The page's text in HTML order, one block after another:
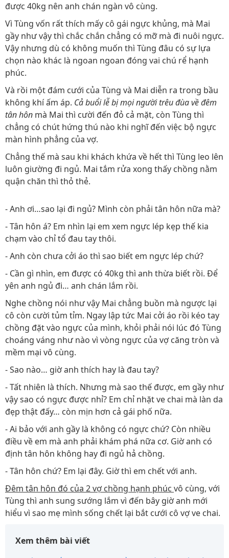
được 40kg nên anh chán ngàn vô cùng.
Vì Tùng vốn rất thích mấy cô gái ngực khủng, mà Mai
gầy như vậy thì chắc chắn chẳng có mỡ mà đi nuôi ngực.
Vậy nhưng dù có không muốn thì Tùng đâu có sự lựa
chọn nào khác là ngoan ngoan đóng vai chú rể hạnh
phúc.
Và rồi một đám cưới của Tùng và Mai diễn ra trong bầu
không khí ấm áp. Cả buổi lễ bị mọi người trêu đùa về đêm
tân hôn mà Mai thì cười đến đỏ cả mặt, còn Tùng thì
chẳng có chút hứng thú nào khi nghĩ đến việc bộ ngực
màn hình phẳng của vợ.
Chẳng thế mà sau khi khách khứa về hết thì Tùng leo lên
luôn giường đi ngủ. Mai tắm rửa xong thấy chồng nằm
quận chăn thì thỏ thẻ.
- Anh ơi…sao lại đi ngủ? Mình còn phải tân hôn nữa mà?
- Tân hôn á? Em nhìn lại em xem ngực lép kẹp thế kia
chạm vào chỉ tổ đau tay thôi.
- Anh còn chưa cởi áo thì sao biết em ngực lép chứ?
- Cần gì nhìn, em được có 40kg thì anh thừa biết rồi. Để
yên anh ngủ đi… anh chán lắm rồi.
Nghe chồng nói như vậy Mai chẳng buồn mà ngược lại
cô còn cười tủm tỉm. Ngay lập tức Mai cởi áo rồi kéo tay
chồng đặt vào ngực của mình, khỏi phải nói lúc đó Tùng
choáng váng như nào vì vòng ngực của vợ căng tròn và
mềm mại vô cùng.
- Sao nào… giờ anh thích hay là đau tay?
- Tất nhiên là thích. Nhưng mà sao thế được, em gầy như
vậy sao có ngực được nhỉ? Em chỉ nhặt ve chai mà làn da
đẹp thật đấy… còn mịn hơn cả gái phố nữa.
- Ai bảo với anh gầy là không có ngực chứ? Còn nhiều
điều về em mà anh phải khám phá nữa cơ. Giờ anh có
định tân hôn không hay đi ngủ hả chồng.
- Tân hôn chứ? Em lại đây. Giờ thì em chết với anh.
Đêm tân hôn đó của 2 vợ chồng hạnh phúc vô cùng, với
Tùng thì anh sung sướng lắm vì đến bây giờ anh mới
hiểu vì sao mẹ mình sống chết lại bắt cưới cô vợ ve chai.
Xem thêm bài viết